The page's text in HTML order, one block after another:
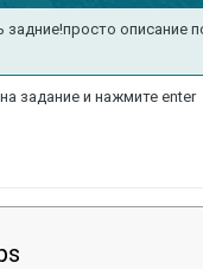
задние!просто описание
задание и нажмите enter